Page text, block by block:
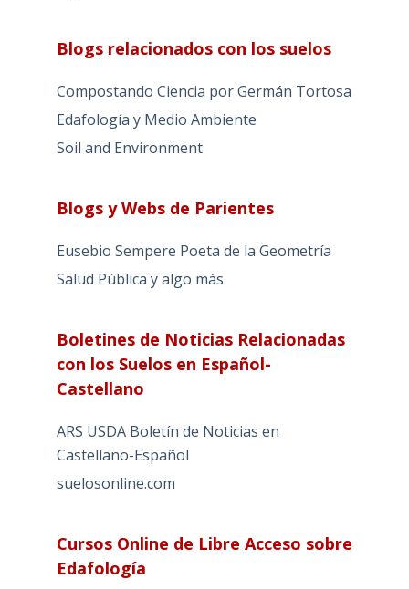
Blogs relacionados con los suelos
Compostando Ciencia por Germán Tortosa
Edafología y Medio Ambiente
Soil and Environment
Blogs y Webs de Parientes
Eusebio Sempere Poeta de la Geometría
Salud Pública y algo más
Boletines de Noticias Relacionadas
con los Suelos en Español-
Castellano
ARS USDA Boletín de Noticias en
Castellano-Español
suelosonline.com
Cursos Online de Libre Acceso sobre
Edafología